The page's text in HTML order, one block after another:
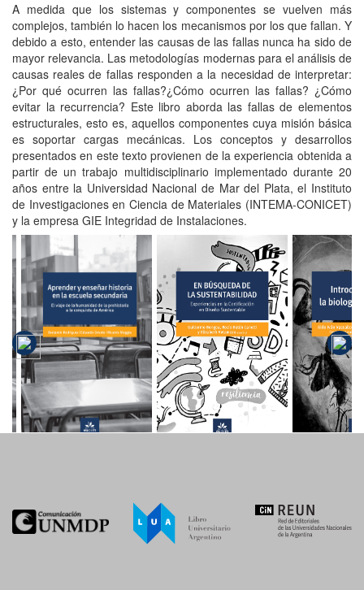
A medida que los sistemas y componentes se vuelven más
complejos, también lo hacen los mecanismos por los que fallan. Y
debido a esto, entender las causas de las fallas nunca ha sido de
mayor relevancia. Las metodologías modernas para el análisis de
causas reales de fallas responden a la necesidad de interpretar:
¿Por qué ocurren las fallas?¿Cómo ocurren las fallas? ¿Cómo
evitar la recurrencia? Este libro aborda las fallas de elementos
estructurales, esto es, aquellos componentes cuya misión básica
es soportar cargas mecánicas. Los conceptos y desarrollos
presentados en este texto provienen de la experiencia obtenida a
partir de un trabajo multidisciplinario implementado durante 20
años entre la Universidad Nacional de Mar del Plata, el Instituto
de Investigaciones en Ciencia de Materiales (INTEMA-CONICET)
y la empresa GIE Integridad de Instalaciones.
Aprender y
enseñar
historia en la
escuela
secundaria
En búsqueda
de la
sustentabilidad
a la